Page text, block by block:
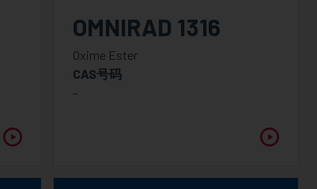
OMNIRAD 1316
Oxime Ester
CAS号码
-